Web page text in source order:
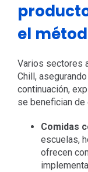
el
Varios sectores
Chill,
continuación,
se benefician de
Comidas
escuelas,
ofrecen